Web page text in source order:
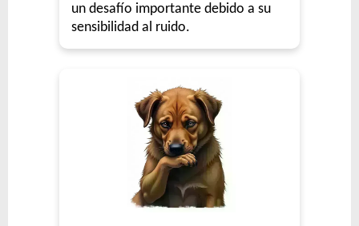
un desafío importante debido a su
sensibilidad al ruido.